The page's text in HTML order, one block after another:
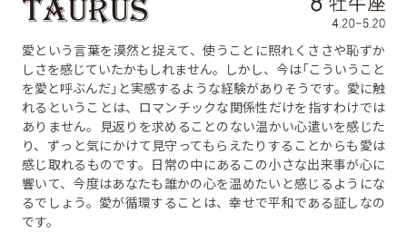
愛という言葉を漠然と捉えて、使うことに照れくささや恥ずか
しさを感じていたかもしれません。しかし、今は「こういうこと
を愛と呼ぶんだ」と実感するような経験がありそうです。愛に触
れるということは、ロマンチックな関係性だけを指すわけでは
ありません。見返りを求めることのない温かい心遣いを感じた
り、ずっと気にかけて見守ってもらえたりすることからも愛は
感じ取れるものです。日常の中にあるこの小さな出来事が心に
響いて、今度はあなたも誰かの心を温めたいと感じるようにな
るでしょう。愛が循環することは、幸せで平和である証しなの
です。